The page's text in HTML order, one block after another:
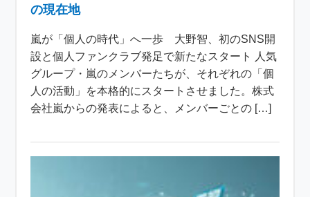
の現在地
嵐が「個人の時代」へ一歩 大野智、初のSNS開
設と個人ファンクラブ発足で新たなスタート 人気
グループ・嵐のメンバーたちが、それぞれの「個
人の活動」を本格的にスタートさせました。株式
会社嵐からの発表によると、メンバーごとの […]